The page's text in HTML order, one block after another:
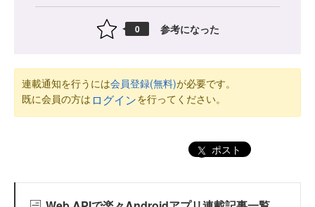
0 参考になった
連載通知を行うには会員登録(無料)が必要です。
既に会員の方は ログインを行ってください。
ポスト